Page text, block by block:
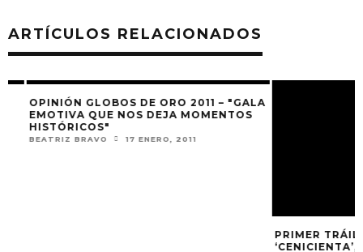
ARTÍCULOS RELACIONADOS
OPINIÓN GLOBOS DE ORO 2011 – "GALA
EMOTIVA QUE NOS DEJA MOMENTOS
HISTÓRICOS"
BEATRIZ BRAVO 17 ENERO, 2011
PRIMER TRÁILER